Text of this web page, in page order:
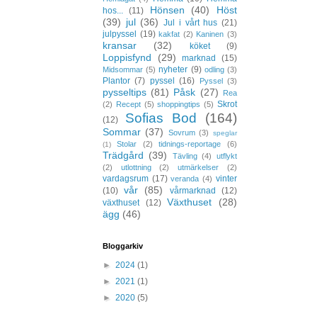
hos...
(11) Hönsen (40)
Höst
(39) jul (36) Jul i vårt hus (21)
julpyssel
(19) kakfat (2) Kaninen (3)
kransar (32) köket (9)
Loppisfynd (29) marknad (15)
Midsommar (5) nyheter (9) odling (3)
Plantor (7) pyssel (16) Pyssel (3)
pysseltips (81) Påsk (27)
Rea
(2) Recept (5) shoppingtips (5) Skrot
(12)
Sofias Bod (164)
Sommar (37) Sovrum (3)
speglar
(1)
Stolar (2) tidnings-reportage (6)
Trädgård (39) Tävling (4)
utflykt
(2)
utlottning (2) utmärkelser (2)
vardagsrum (17) veranda (4) vinter
(10) vår (85) vårmarknad
(12)
växthuset
(12) Växthuset
(28)
ägg (46)
Bloggarkiv
► 2024 (1)
► 2021 (1)
► 2020 (5)